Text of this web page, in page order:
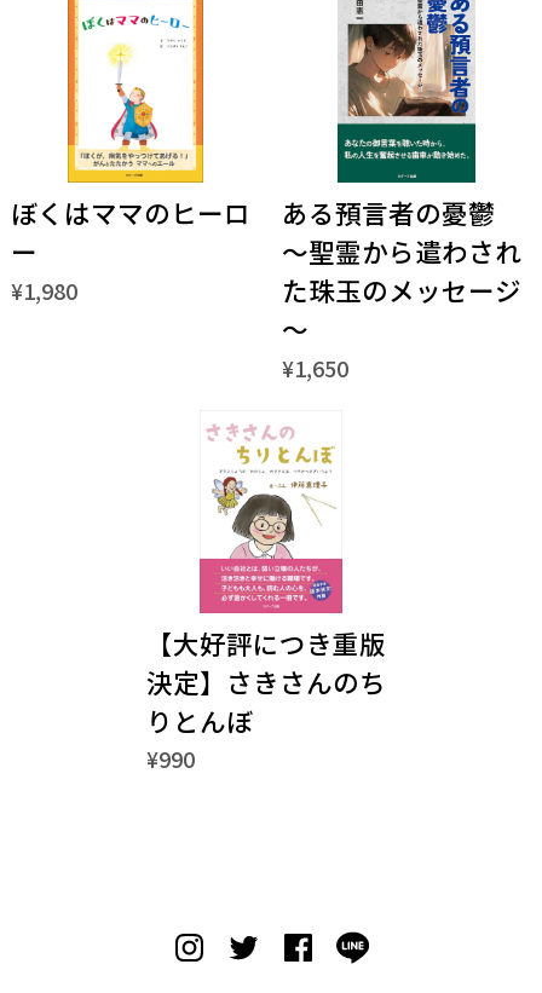
ぼくはママのヒーロ
ー
¥1,980
ある預言者の憂鬱
～聖霊から遣わされ
た珠玉のメッセージ
～
¥1,650
【大好評につき重版
決定】さきさんのち
りとんぼ
¥990